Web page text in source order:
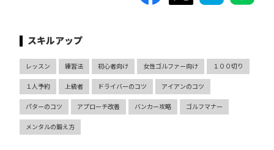
スキルアップ
レッスン 練習法 初心者向け 女性ゴルファー向け １００切り
１人予約 上級者 ドライバーのコツ アイアンのコツ
パターのコツ アプローチ改善 バンカー攻略 ゴルフマナー
メンタルの鍛え方